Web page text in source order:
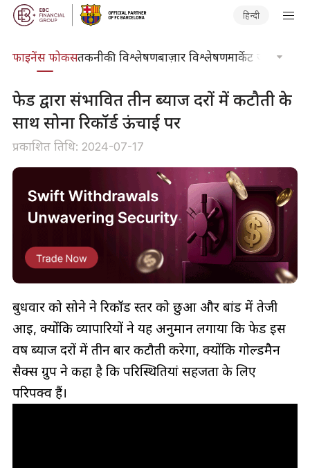
हिन्दी
फाइनेंस फोकसतकनीकी विश्लेषणबाज़ार विश्लेषणमार्केट जर्नलट्रेडिंग
फेड द्वारा संभावित तीन ब्याज दरों में कटौती के
साथ सोना रिकॉर्ड ऊंचाई पर
प्रकाशित तिथि: 2024-07-17
बुधवार को सोने ने रिकॉर्ड स्तर को छुआ और बांड में तेजी
आई, क्योंकि व्यापारियों ने यह अनुमान लगाया कि फेड इस
वर्ष ब्याज दरों में तीन बार कटौती करेगा, क्योंकि गोल्डमैन
सैक्स ग्रुप ने कहा है कि परिस्थितियां सहजता के लिए
परिपक्व हैं।